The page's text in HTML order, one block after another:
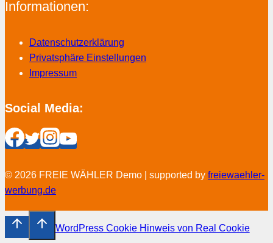
Informationen:
Datenschutzerklärung
Privatsphäre Einstellungen
Impressum
Social Media:
© 2026 FREIE WÄHLER Demo | supported by freiewaehler-
werbung.de
WordPress Cookie Hinweis von Real Cookie